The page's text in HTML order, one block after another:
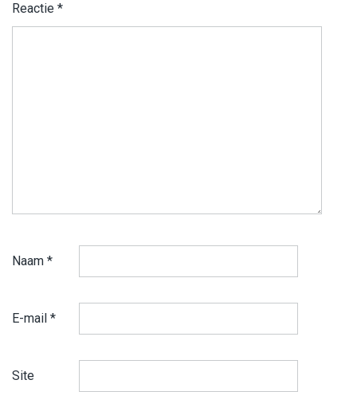
Reactie *
Naam *
E-mail *
Site